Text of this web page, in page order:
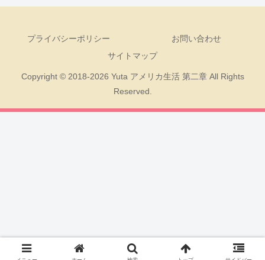
プライバシーポリシー
お問い合わせ
サイトマップ
Copyright © 2018-2026 Yuta アメリカ生活 第二章 All Rights
Reserved.